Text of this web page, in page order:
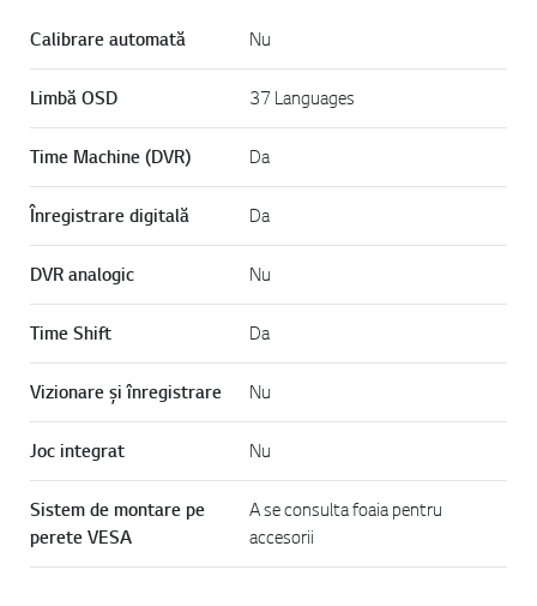
Calibrare automată Nu
Limbă OSD 37 Languages
Time Machine (DVR) Da
Înregistrare digitală Da
DVR analogic Nu
Time Shift Da
Vizionare și înregistrare Nu
Joc integrat Nu
Sistem de montare pe
perete VESA
A se consulta foaia pentru
accesorii